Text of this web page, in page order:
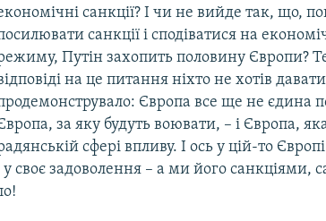
санкції? І чи не вийде так, що,
санкції і сподіватися на
Путін захопить половину Європи?
на це питання ніхто не хотів
Європа все ще не єдина
за яку будуть воювати, – і Європа,
сфері впливу. І ось у цій-то
своє задоволення – а ми його санкціями,